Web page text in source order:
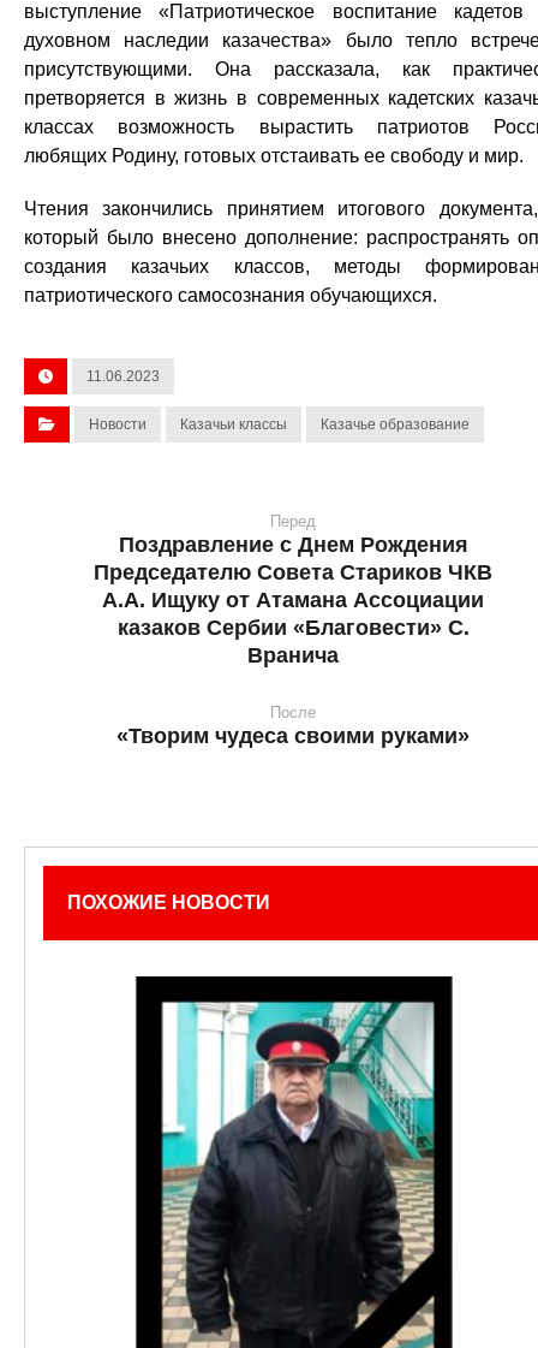
выступление «Патриотическое воспитание кадетов
духовном наследии казачества» было тепло
присутствующими. Она рассказала, как
претворяется в жизнь в современных кадетских
классах возможность вырастить патриотов
любящих Родину, готовых отстаивать ее свободу и мир.
Чтения закончились принятием итогового
который было внесено дополнение: распространять
создания казачьих классов, методы
патриотического самосознания обучающихся.
11.06.2023
Новости Казачьи классы Казачье образование
Перед
Поздравление с Днем Рождения
Председателю Совета Стариков ЧКВ
А.А. Ищуку от Атамана Ассоциации
казаков Сербии «Благовести» С.
Вранича
После
«Творим чудеса своими руками»
ПОХОЖИЕ НОВОСТИ